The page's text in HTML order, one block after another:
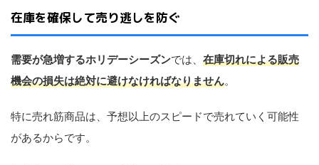
在庫を確保して売り逃しを防ぐ
需要が急増するホリデーシーズンでは、 在庫切れによる販売
機会の損失は絶対に避けなければなりません。
特に売れ筋商品は、予想以上のスピードで売れていく可能性
があるからです。